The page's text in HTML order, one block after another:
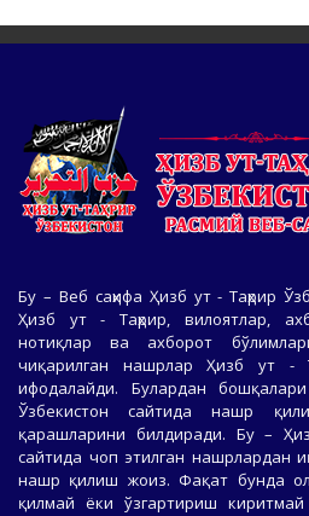
Бу – Веб саҳифа Ҳизб ут - Таҳрир
Ҳизб ут - Таҳрир, вилоятлар,
нотиқлар ва ахборот
чиқарилган нашрлар Ҳизб ут -
ифодалайди. Булардан
Ўзбекистон сайтида нашр
қарашларини билдиради. Бу –
сайтида чоп этилган нашрлардан
нашр қилиш жоиз. Фақат бунда
қилмай ёки ўзгартириш